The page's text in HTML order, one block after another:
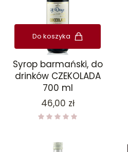
Do koszyka
Syrop barmański, do
drinków CZEKOLADA
700 ml
Cena
46,00 zł